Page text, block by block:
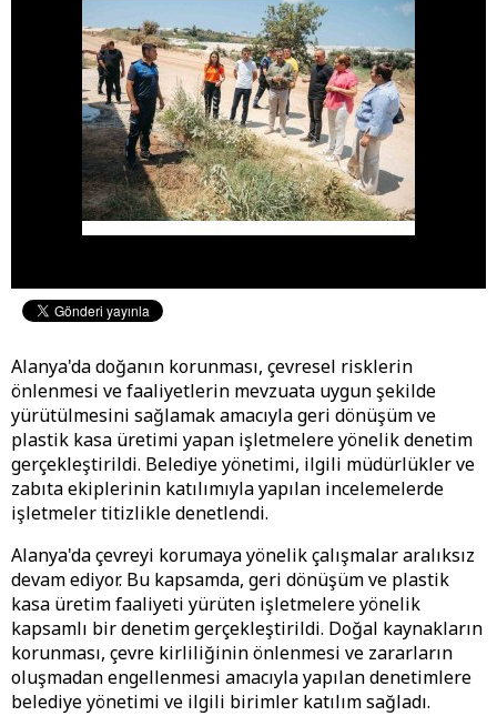
Alanya'da doğanın korunması, çevresel risklerin
önlenmesi ve faaliyetlerin mevzuata uygun şekilde
yürütülmesini sağlamak amacıyla geri dönüşüm ve
plastik kasa üretimi yapan işletmelere yönelik denetim
gerçekleştirildi. Belediye yönetimi, ilgili müdürlükler ve
zabıta ekiplerinin katılımıyla yapılan incelemelerde
işletmeler titizlikle denetlendi.
Alanya'da çevreyi korumaya yönelik çalışmalar aralıksız
devam ediyor. Bu kapsamda, geri dönüşüm ve plastik
kasa üretim faaliyeti yürüten işletmelere yönelik
kapsamlı bir denetim gerçekleştirildi. Doğal kaynakların
korunması, çevre kirliliğinin önlenmesi ve zararların
oluşmadan engellenmesi amacıyla yapılan denetimlere
belediye yönetimi ve ilgili birimler katılım sağladı.